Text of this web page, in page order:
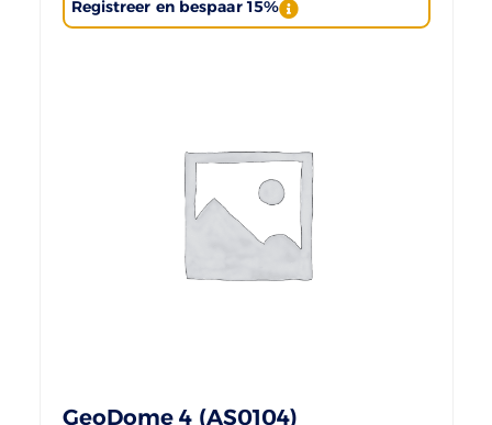
Registreer en bespaar 15%
GeoDome 4 (AS0104)